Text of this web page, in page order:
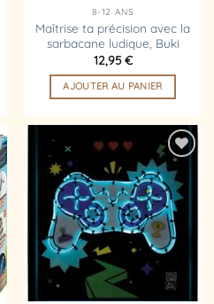
8-12 ANS
Maîtrise ta précision avec la
sarbacane ludique, Buki
12,95€
AJOUTER AU PANIER
Ajouter
à la
liste
d’envies